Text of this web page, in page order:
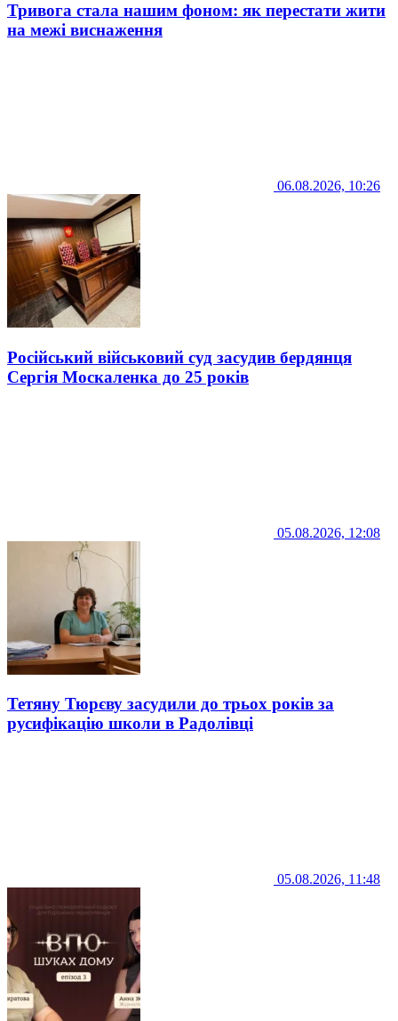
Тривога стала нашим фоном: як перестати жити
на межі виснаження
06.08.2026, 10:26
Російський військовий суд засудив бердянця
Сергія Москаленка до 25 років
05.08.2026, 12:08
Тетяну Тюрєву засудили до трьох років за
русифікацію школи в Радолівці
05.08.2026, 11:48